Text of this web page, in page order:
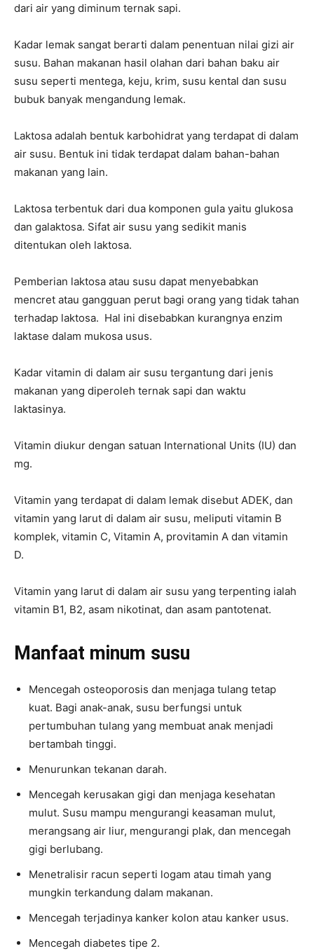
dari air yang diminum ternak sapi.
Kadar lemak sangat berarti dalam penentuan nilai gizi air
susu. Bahan makanan hasil olahan dari bahan baku air
susu seperti mentega, keju, krim, susu kental dan susu
bubuk banyak mengandung lemak.
Laktosa adalah bentuk karbohidrat yang terdapat di dalam
air susu. Bentuk ini tidak terdapat dalam bahan-bahan
makanan yang lain.
Laktosa terbentuk dari dua komponen gula yaitu glukosa
dan galaktosa. Sifat air susu yang sedikit manis
ditentukan oleh laktosa.
Pemberian laktosa atau susu dapat menyebabkan
mencret atau gangguan perut bagi orang yang tidak tahan
terhadap laktosa. Hal ini disebabkan kurangnya enzim
laktase dalam mukosa usus.
Kadar vitamin di dalam air susu tergantung dari jenis
makanan yang diperoleh ternak sapi dan waktu
laktasinya.
Vitamin diukur dengan satuan International Units (IU) dan
mg.
Vitamin yang terdapat di dalam lemak disebut ADEK, dan
vitamin yang larut di dalam air susu, meliputi vitamin B
komplek, vitamin C, Vitamin A, provitamin A dan vitamin
D.
Vitamin yang larut di dalam air susu yang terpenting ialah
vitamin B1, B2, asam nikotinat, dan asam pantotenat.
Manfaat minum susu
Mencegah osteoporosis dan menjaga tulang tetap
kuat. Bagi anak-anak, susu berfungsi untuk
pertumbuhan tulang yang membuat anak menjadi
bertambah tinggi.
Menurunkan tekanan darah.
Mencegah kerusakan gigi dan menjaga kesehatan
mulut. Susu mampu mengurangi keasaman mulut,
merangsang air liur, mengurangi plak, dan mencegah
gigi berlubang.
Menetralisir racun seperti logam atau timah yang
mungkin terkandung dalam makanan.
Mencegah terjadinya kanker kolon atau kanker usus.
Mencegah diabetes tipe 2.